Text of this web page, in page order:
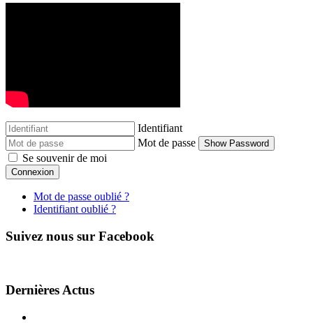
Identifiant
Mot de passe
Show Password
Se souvenir de moi
Connexion
Mot de passe oublié ?
Identifiant oublié ?
Suivez nous sur Facebook
Dernières Actus